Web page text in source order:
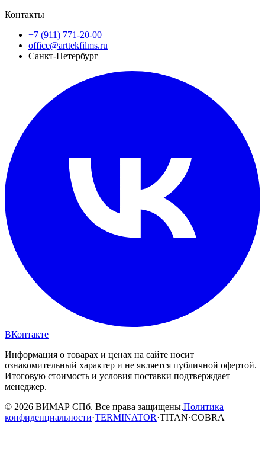
Контакты
+7 (911) 771-20-00
office@arttekfilms.ru
Санкт-Петербург
ВКонтакте
Информация о товарах и ценах на сайте носит
ознакомительный характер и не является публичной офертой.
Итоговую стоимость и условия поставки подтверждает
менеджер.
© 2026 ВИМАР СПб. Все права защищены.Политика
конфиденциальности·TERMINATOR·TITAN·COBRA